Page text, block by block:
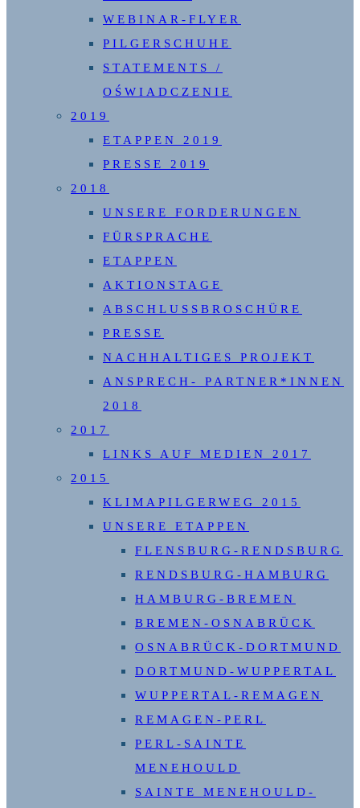
WEBINAR-FLYER
PILGERSCHUHE
STATEMENTS /
OŚWIADCZENIE
2019
ETAPPEN 2019
PRESSE 2019
2018
UNSERE FORDERUNGEN
FÜRSPRACHE
ETAPPEN
AKTIONSTAGE
ABSCHLUSSBROSCHÜRE
PRESSE
NACHHALTIGES PROJEKT
ANSPRECH- PARTNER*INNEN
2018
2017
LINKS AUF MEDIEN 2017
2015
KLIMAPILGERWEG 2015
UNSERE ETAPPEN
FLENSBURG-RENDSBURG
RENDSBURG-HAMBURG
HAMBURG-BREMEN
BREMEN-OSNABRÜCK
OSNABRÜCK-DORTMUND
DORTMUND-WUPPERTAL
WUPPERTAL-REMAGEN
REMAGEN-PERL
PERL-SAINTE
MENEHOULD
SAINTE MENEHOULD-